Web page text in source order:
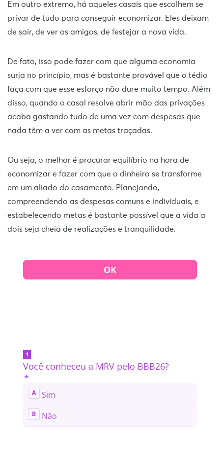
Em outro extremo, há aqueles casais que escolhem se
privar de tudo para conseguir economizar. Eles deixam
de sair, de ver os amigos, de festejar a nova vida.
De fato, isso pode fazer com que alguma economia
surja no princípio, mas é bastante provável que o tédio
faça com que esse esforço não dure muito tempo. Além
disso, quando o casal resolve abrir mão das privações
acaba gastando tudo de uma vez com despesas que
nada têm a ver com as metas traçadas.
Ou seja, o melhor é procurar equilíbrio na hora de
economizar e fazer com que o dinheiro se transforme
em um aliado do casamento. Planejando,
compreendendo as despesas comuns e individuais, e
estabelecendo metas é bastante possível que a vida a
dois seja cheia de realizações e tranquilidade.